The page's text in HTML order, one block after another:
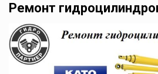
Ремонт